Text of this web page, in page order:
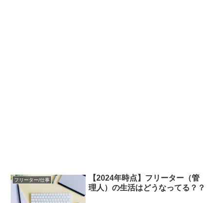
フリーター/仕事
【2024年時点】フリーター（管
理人）の生活はどうなってる？？